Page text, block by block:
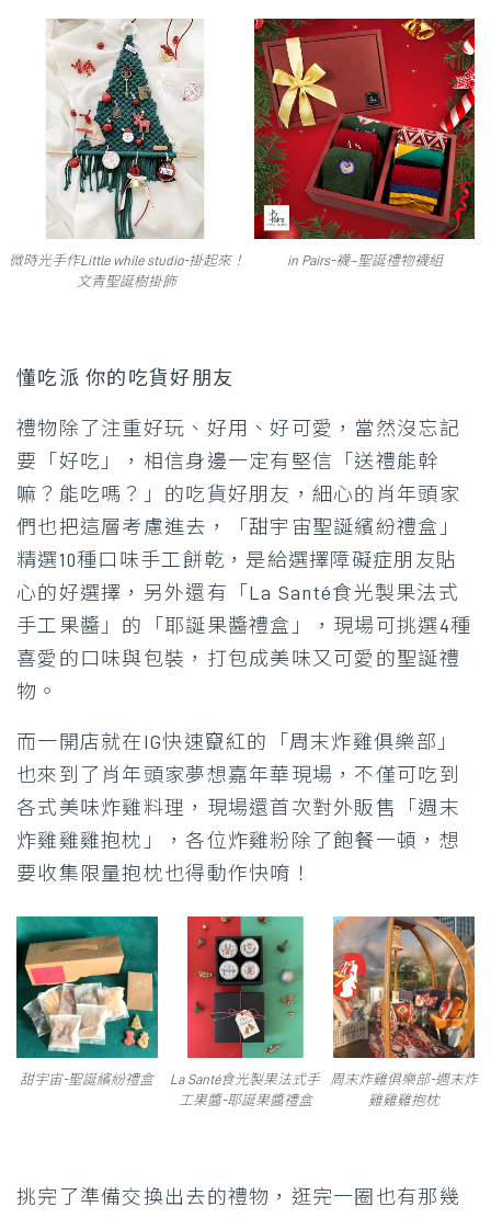
微時光手作Little while studio-掛起來！
文青聖誕樹掛飾
in Pairs-襪~聖誕禮物襪組
懂吃派 你的吃貨好朋友
禮物除了注重好玩、好用、好可愛，當然沒忘記
要「好吃」，相信身邊一定有堅信「送禮能幹
嘛？能吃嗎？」的吃貨好朋友，細心的肖年頭家
們也把這層考慮進去，「甜宇宙聖誕繽紛禮盒」
精選10種口味手工餅乾，是給選擇障礙症朋友貼
心的好選擇，另外還有「La Santé食光製果法式
手工果醬」的「耶誕果醬禮盒」，現場可挑選4種
喜愛的口味與包裝，打包成美味又可愛的聖誕禮
物。
而一開店就在IG快速竄紅的「周末炸雞俱樂部」
也來到了肖年頭家夢想嘉年華現場，不僅可吃到
各式美味炸雞料理，現場還首次對外販售「週末
炸雞雞雞抱枕」，各位炸雞粉除了飽餐一頓，想
要收集限量抱枕也得動作快唷！
甜宇宙-聖誕繽紛禮盒
La Santé食光製果法式手
工果醬-耶誕果醬禮盒
周末炸雞俱樂部-週末炸
雞雞雞抱枕
挑完了準備交換出去的禮物，逛完一圈也有那幾